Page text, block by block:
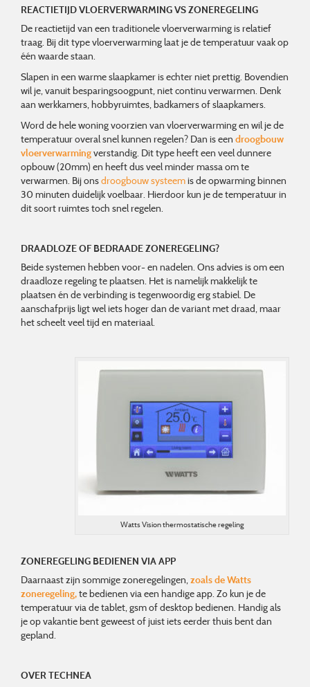
REACTIETIJD VLOERVERWARMING VS ZONEREGELING
De reactietijd van een traditionele vloerverwarming is relatief
traag. Bij dit type vloerverwarming laat je de temperatuur vaak op
één waarde staan.
Slapen in een warme slaapkamer is echter niet prettig. Bovendien
wil je, vanuit besparingsoogpunt, niet continu verwarmen. Denk
aan werkkamers, hobbyruimtes, badkamers of slaapkamers.
Word de hele woning voorzien van vloerverwarming en wil je de
temperatuur overal snel kunnen regelen? Dan is een droogbouw
vloerverwarmingverstandig. Dit type heeft een veel dunnere
opbouw (20mm) en heeft dus veel minder massa om te
verwarmen. Bij onsdroogbouw systeemis de opwarming binnen
30 minuten duidelijk voelbaar. Hierdoor kun je de temperatuur in
dit soort ruimtes toch snel regelen.
DRAADLOZE OF BEDRAADE ZONEREGELING?
Beide systemen hebben voor- en nadelen. Ons advies is om een
draadloze regeling te plaatsen. Het is namelijk makkelijk te
plaatsen én de verbinding is tegenwoordig erg stabiel. De
aanschafprijs ligt wel iets hoger dan de variant met draad, maar
het scheelt veel tijd en materiaal.
Watts Vision thermostatische regeling
ZONEREGELING BEDIENEN VIA APP
Daarnaast zijn sommige zoneregelingen,zoals de Watts
zoneregeling,te bedienen via een handige app. Zo kun je de
temperatuur via de tablet, gsm of desktop bedienen. Handig als
je op vakantie bent geweest of juist iets eerder thuis bent dan
gepland.
OVER TECHNEA